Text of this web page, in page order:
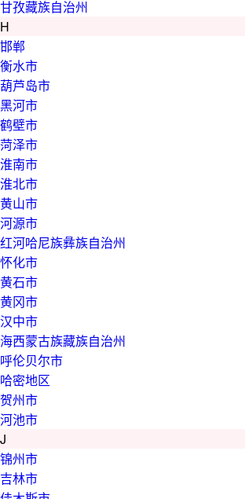
甘孜藏族自治州
H
邯郸
衡水市
葫芦岛市
黑河市
鹤壁市
菏泽市
淮南市
淮北市
黄山市
河源市
红河哈尼族彝族自治州
怀化市
黄石市
黄冈市
汉中市
海西蒙古族藏族自治州
呼伦贝尔市
哈密地区
贺州市
河池市
J
锦州市
吉林市